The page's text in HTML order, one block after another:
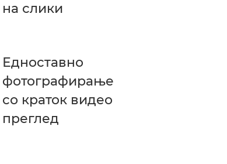
на слики
Едноставно
фотографирање
со краток видео
преглед